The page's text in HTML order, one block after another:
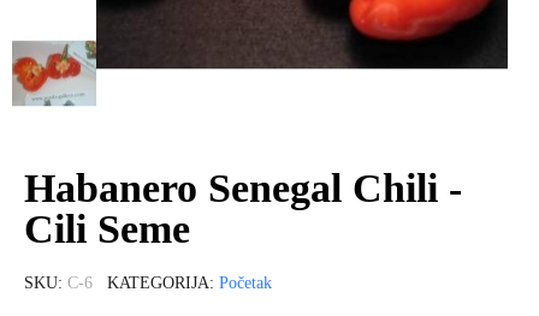
Habanero Senegal Chili -
Cili Seme
SKU C-6 KATEGORIJA Početak